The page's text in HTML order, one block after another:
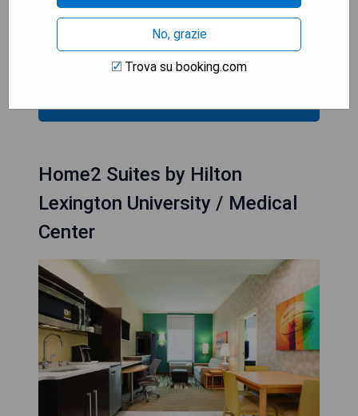
- Zentrale Lage in der Nähe von
- Amerikanisches Frühstück verfügbar
Home2 Suites by Hilton
Lexington University / Medical
Center
No, grazie
Trova su booking.com